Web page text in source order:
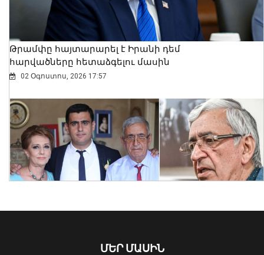
07 Օգոստոս, 2026 23:30
Հայաստանի 7 շախմատիստ
Թրամփը հայտարարել է Իրանի դեմ
հարվածները հետաձգելու մասին
02 Օգոստոս, 2026 17:57
ՄԵՐ ՄԱՍԻՆ